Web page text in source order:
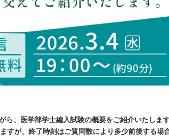
、医学部学士編入試験の概要をご紹介いたします
すが、終了時刻はご質問数により多少前後する場